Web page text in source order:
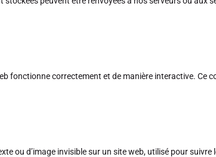
fonctionne correctement et de manière interactive. Ce
ou d’image invisible sur un site web, utilisé pour suivre